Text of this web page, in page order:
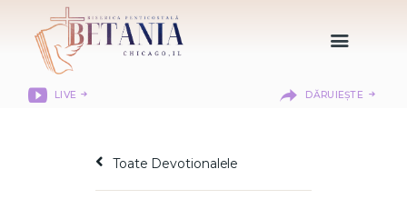
LIVE DĂRUIEȘTE
DESPRE NOI
Toate Devotionalele